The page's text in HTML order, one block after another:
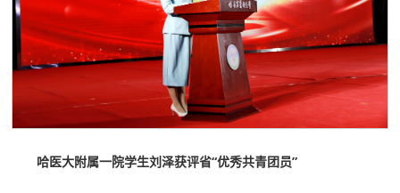
哈医大附属一院学生刘泽获评省“优秀共青团员”